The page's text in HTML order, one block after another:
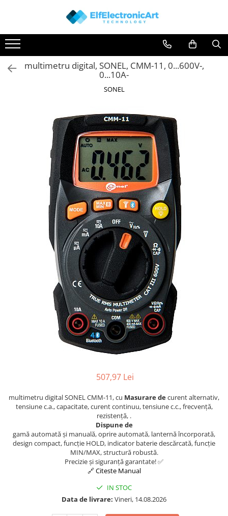
Toate Produsele
Audio
Auto
Instrumente de masura si control
Surse de alimentare
Termometre
Osciloscoape
Osciloscoape AXIOMET
Osciloscoape B&K PRECISION
Osciloscoape FLUKE
Osciloscoape GW INSTEK
Osciloscoape HANTEK
Osciloscoape KEYSIGHT
Osciloscoape OWON
Osciloscoape Peaktech
Osciloscoape ROHDE & SCHWARZ
multimetru digital, SONEL, CMM-11, 0...600V-,
0...10A-
SONEL
507,97 Lei
multimetru digital SONEL CMM-11, cu Masurare decurent alternativ,
tensiune c.a., capacitate, curent continuu, tensiune c.c., frecvență,
rezistență, .
Dispune de
gamă automată și manuală, oprire automată, lanternă încorporată,
design compact, funcție HOLD, indicator baterie descărcată, funcție
MIN/MAX, structură robustă.
Precizie și siguranță garantate! ✅
🔗 Citeste Manual
IN STOC
Data de livrare: Vineri, 14.08.2026